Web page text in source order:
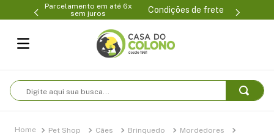
Parcelamento em até 6x
sem juros
Condições de frete
Digite aqui sua busca...
Pet Shop Cães Brinquedo
Mordedores